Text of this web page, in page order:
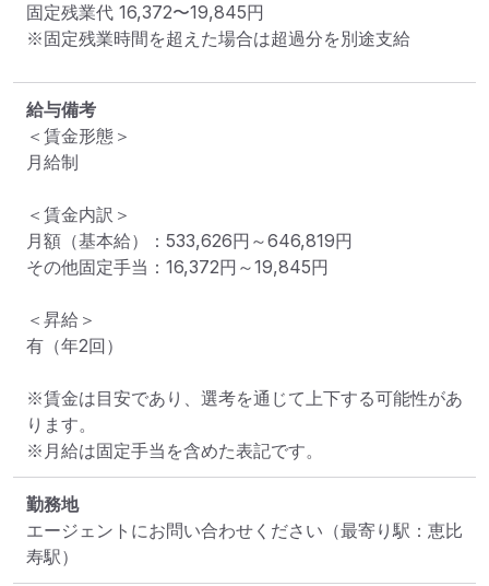
固定残業代 16,372〜19,845円
※固定残業時間を超えた場合は超過分を別途支給
給与備考
＜賃金形態＞
月給制
＜賃金内訳＞
月額（基本給）：533,626円～646,819円
その他固定手当：16,372円～19,845円
＜昇給＞
有（年2回）
※賃金は目安であり、選考を通じて上下する可能性があ
ります。
※月給は固定手当を含めた表記です。
勤務地
エージェントにお問い合わせください （最寄り駅：恵比
寿駅）